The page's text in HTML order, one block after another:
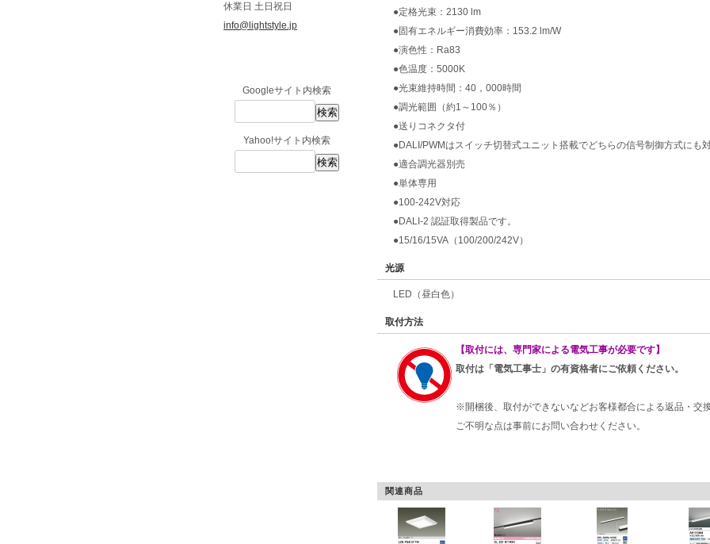
休業日 土日祝日
info@lightstyle.jp
Googleサイト内検索
Yahoo!サイト内検索
●定格光束：2130 lm
●固有エネルギー消費効率：153.2 lm/W
●演色性：Ra83
●色温度：5000K
●光束維持時間：40，000時間
●調光範囲（約1～100％）
●送りコネクタ付
●DALI/PWMはスイッチ切替式ユニット搭載でどちらの信号制御方式にも
●適合調光器別売
●単体専用
●100-242V対応
●DALI-2 認証取得製品です。
●15/16/15VA（100/200/242V）
光源
LED（昼白色）
取付方法
【取付には、専門家による電気工事が必要です】
取付は「電気工事士」の有資格者にご依頼ください。
※開梱後、取付ができないなどお客様都合による返品・交
ご不明な点は事前にお問い合わせください。
関連商品